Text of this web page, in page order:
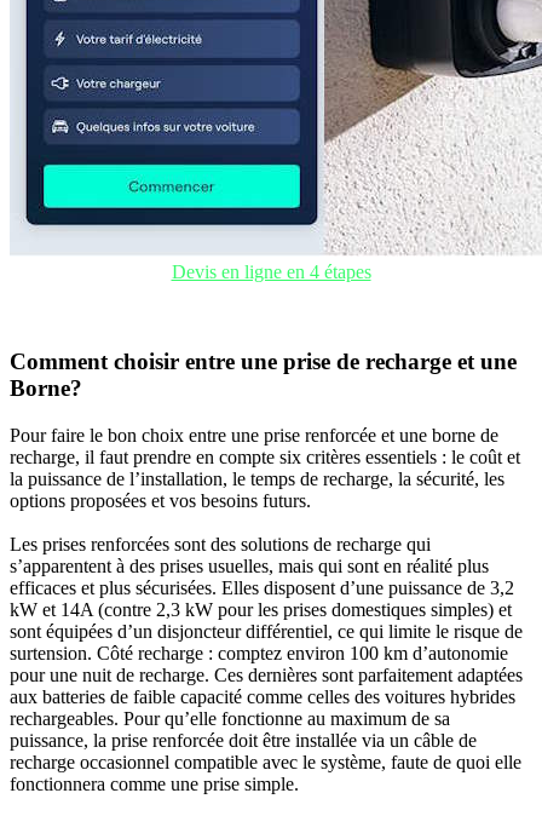
Devis en ligne en 4 étapes
Comment choisir entre une prise de recharge et une
Borne?
Pour faire le bon choix entre une prise renforcée et une borne de
recharge, il faut prendre en compte six critères essentiels : le coût et
la puissance de l’installation, le temps de recharge, la sécurité, les
options proposées et vos besoins futurs.
Les prises renforcées sont des solutions de recharge qui
s’apparentent à des prises usuelles, mais qui sont en réalité plus
efficaces et plus sécurisées. Elles disposent d’une puissance de 3,2
kW et 14A (contre 2,3 kW pour les prises domestiques simples) et
sont équipées d’un disjoncteur différentiel, ce qui limite le risque de
surtension. Côté recharge : comptez environ 100 km d’autonomie
pour une nuit de recharge. Ces dernières sont parfaitement adaptées
aux batteries de faible capacité comme celles des voitures hybrides
rechargeables. Pour qu’elle fonctionne au maximum de sa
puissance, la prise renforcée doit être installée via un câble de
recharge occasionnel compatible avec le système, faute de quoi elle
fonctionnera comme une prise simple.